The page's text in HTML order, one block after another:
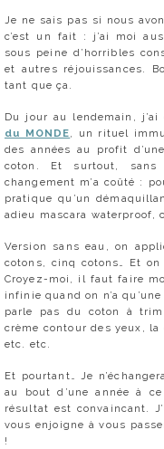
Je ne sais pas si nous
c’est un fait : j’ai moi
sous peine d’horribles
et autres réjouissances.
tant que ça.
Du jour au lendemain,
du MONDE, un rituel
des années au profit
coton. Et surtout,
changement m’a coûté :
pratique qu’un
adieu mascara waterproof,
Version sans eau, on
cotons, cinq cotons… Et
Croyez-moi, il faut faire
infinie quand on n’a
parle pas du coton à
crème contour des yeux,
etc. etc.
Et pourtant… Je
au bout d’une année à
résultat est convaincant.
vous enjoigne à vous
!